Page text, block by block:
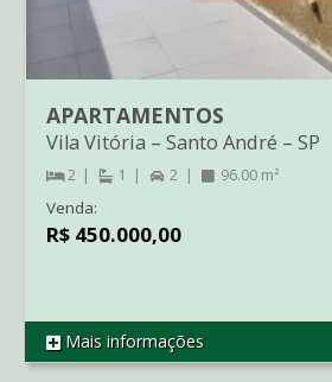
REF CO2776
APARTAMENTOS
Vila Vitória – Santo André – SP
2 1 2 96.00 m²
Venda:
R$ 450.000,00
Mais informações